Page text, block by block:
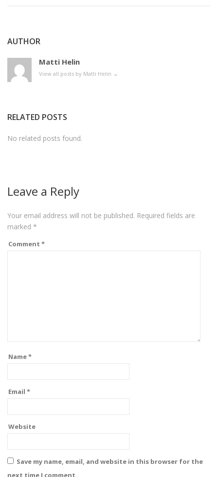
AUTHOR
Matti Helin
View all posts by Matti Helin →
RELATED POSTS
No related posts found.
Leave a Reply
Your email address will not be published. Required fields are
marked *
Comment *
Name*
Email *
Website
Save my name, email, and website in this browser for the
next time I comment.